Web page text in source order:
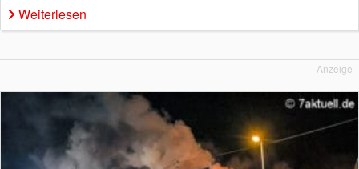
Weiterlesen
Anzeige